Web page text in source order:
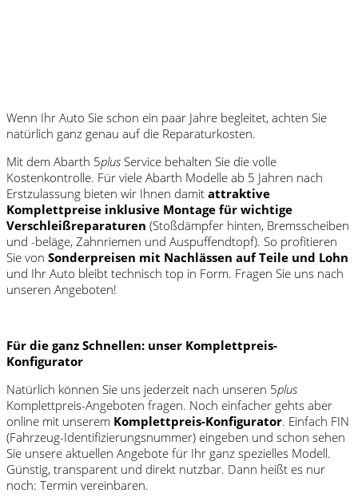
Wenn Ihr Auto Sie schon ein paar Jahre begleitet, achten Sie
natürlich ganz genau auf die Reparaturkosten.
Mit dem Abarth 5plus Service behalten Sie die volle
Kostenkontrolle. Für viele Abarth Modelle ab 5 Jahren nach
Erstzulassung bieten wir Ihnen damit attraktive
Komplettpreise inklusive Montage für wichtige
Verschleißreparaturen (Stoßdämpfer hinten, Bremsscheiben
und -beläge, Zahnriemen und Auspuffendtopf). So profitieren
Sie von Sonderpreisen mit Nachlässen auf Teile und Lohn
und Ihr Auto bleibt technisch top in Form. Fragen Sie uns nach
unseren Angeboten!
Für die ganz Schnellen: unser Komplettpreis-
Konfigurator
Natürlich können Sie uns jederzeit nach unseren 5plus
Komplettpreis-Angeboten fragen. Noch einfacher gehts aber
online mit unserem Komplettpreis-Konfigurator. Einfach FIN
(Fahrzeug-Identifizierungsnummer) eingeben und schon sehen
Sie unsere aktuellen Angebote für Ihr ganz spezielles Modell.
Günstig, transparent und direkt nutzbar. Dann heißt es nur
noch: Termin vereinbaren.